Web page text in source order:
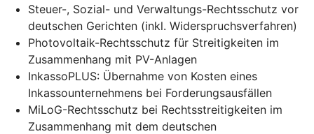
Steuer-, Sozial- und Verwaltungs-Rechtsschutz vor
deutschen Gerichten (inkl. Widerspruchsverfahren)
Photovoltaik-Rechtsschutz für Streitigkeiten im
Zusammenhang mit PV-Anlagen
InkassoPLUS: Übernahme von Kosten eines
Inkassounternehmens bei Forderungsausfällen
MiLoG-Rechtsschutz bei Rechtsstreitigkeiten im
Zusammenhang mit dem deutschen